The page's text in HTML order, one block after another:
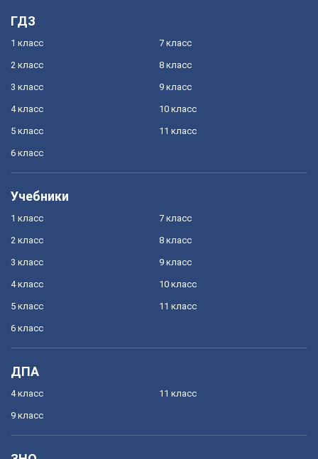
ГДЗ
1 класс
2 класс
3 класс
4 класс
5 класс
6 класс
7 класс
8 класс
9 класс
10 класс
11 класс
Учебники
1 класс
2 класс
3 класс
4 класс
5 класс
6 класс
7 класс
8 класс
9 класс
10 класс
11 класс
ДПА
4 класс
9 класс
11 класс